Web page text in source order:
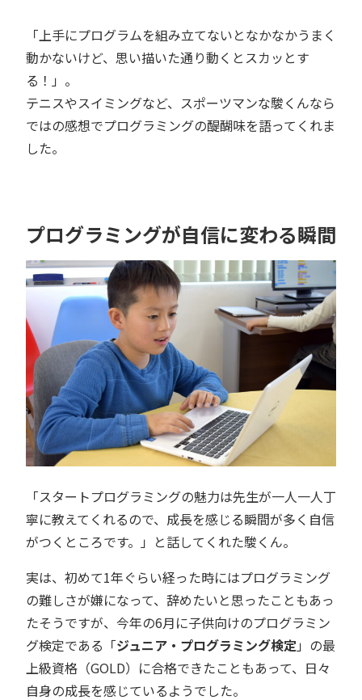
「上手にプログラムを組み立てないとなかなかうまく
動かないけど、思い描いた通り動くとスカッとす
る！」。
テニスやスイミングなど、スポーツマンな駿くんなら
ではの感想でプログラミングの醍醐味を語ってくれま
した。
プログラミングが自信に変わる瞬間
「スタートプログラミングの魅力は先生が一人一人丁
寧に教えてくれるので、成長を感じる瞬間が多く自信
がつくところです。」と話してくれた駿くん。
実は、初めて1年ぐらい経った時にはプログラミング
の難しさが嫌になって、辞めたいと思ったこともあっ
たそうですが、今年の6月に子供向けのプログラミン
グ検定である「ジュニア・プログラミング検定」の最
上級資格（GOLD）に合格できたこともあって、日々
自身の成長を感じているようでした。